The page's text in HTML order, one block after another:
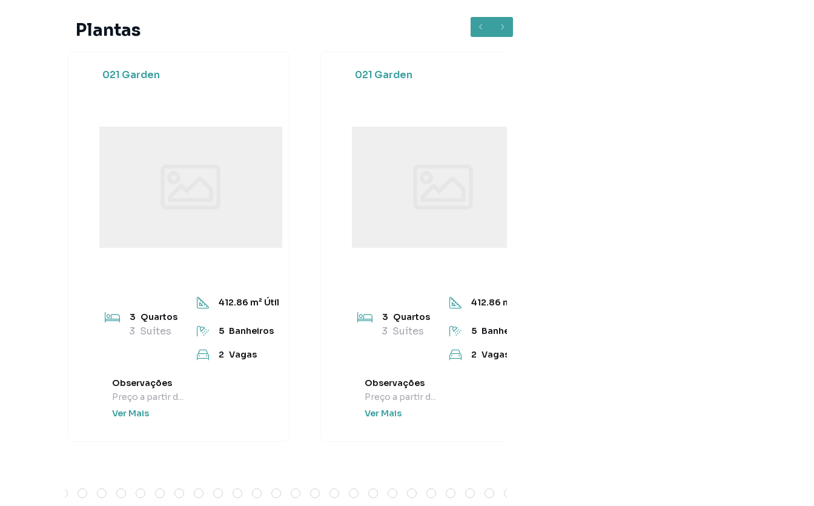
Plantas
021 Garden
3 Quartos
3 Suítes
412.86 m² Útil
5 Banheiros
2 Vagas
Observações
Preço a partir d...
Ver Mais
021 Garden
3 Quartos
3 Suítes
412.86 m² Útil
5 Banheiros
2 Vagas
Observações
Preço a partir d...
Ver Mais